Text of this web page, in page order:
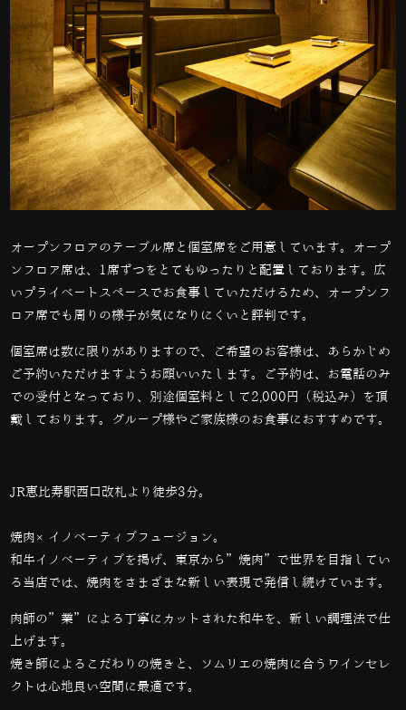
オープンフロアのテーブル席と個室席をご用意しています。オープ
ンフロア席は、1席ずつをとてもゆったりと配置しております。広
いプライベートスペースでお食事していただけるため、オープンフ
ロア席でも周りの様子が気になりにくいと評判です。
個室席は数に限りがありますので、ご希望のお客様は、あらかじめ
ご予約いただけますようお願いいたします。ご予約は、お電話のみ
での受付となっており、別途個室料として2,000円（税込み）を頂
戴しております。グループ様やご家族様のお食事におすすめです。
JR恵比寿駅西口改札より徒歩3分。
焼肉×イノベーティブフュージョン。
和牛イノベーティブを掲げ、東京から”焼肉”で世界を目指してい
る当店では、焼肉をさまざまな新しい表現で発信し続けています。
肉師の”業”による丁寧にカットされた和牛を、新しい調理法で仕
上げます。
焼き師によるこだわりの焼きと、ソムリエの焼肉に合うワインセレ
クトは心地良い空間に最適です。